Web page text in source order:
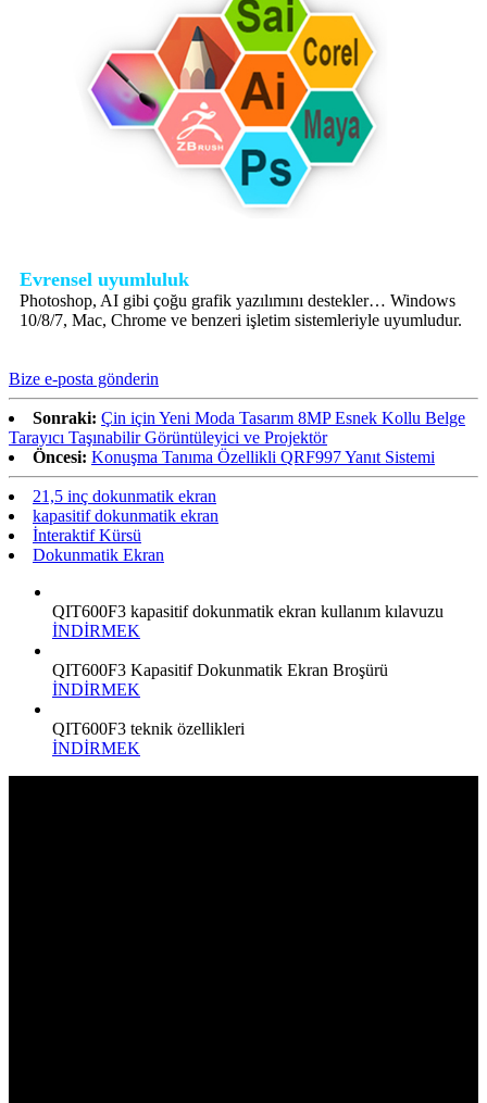
Evrensel uyumluluk
Photoshop, AI gibi çoğu grafik yazılımını destekler… Windows
10/8/7, Mac, Chrome ve benzeri işletim sistemleriyle uyumludur.
Bize e-posta gönderin
Sonraki: Çin için Yeni Moda Tasarım 8MP Esnek Kollu Belge
Tarayıcı Taşınabilir Görüntüleyici ve Projektör
Öncesi: Konuşma Tanıma Özellikli QRF997 Yanıt Sistemi
21,5 inç dokunmatik ekran
kapasitif dokunmatik ekran
İnteraktif Kürsü
Dokunmatik Ekran
QIT600F3 kapasitif dokunmatik ekran kullanım kılavuzu
İNDİRMEK
QIT600F3 Kapasitif Dokunmatik Ekran Broşürü
İNDİRMEK
QIT600F3 teknik özellikleri
İNDİRMEK